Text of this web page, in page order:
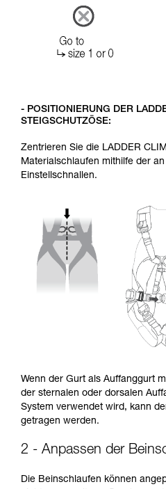
- POSITIONIERUNG DER
STEIGSCHUTZÖSE:
Zentrieren Sie die LADDER
Materialschlaufen mithilfe der
Einstellschnallen.
Wenn der Gurt als Auffanggurt
der sternalen oder dorsalen
System verwendet wird, kann
getragen werden.
2 - Anpassen der
Die Beinschlaufen können